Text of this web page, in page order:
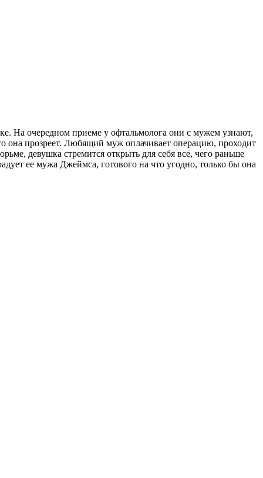
На очередном приеме у офтальмолога они с мужем узнают,
она прозреет. Любящий муж оплачивает операцию, проходит
девушка стремится открыть для себя все, чего раньше
ее мужа Джеймса, готового на что угодно, только бы она